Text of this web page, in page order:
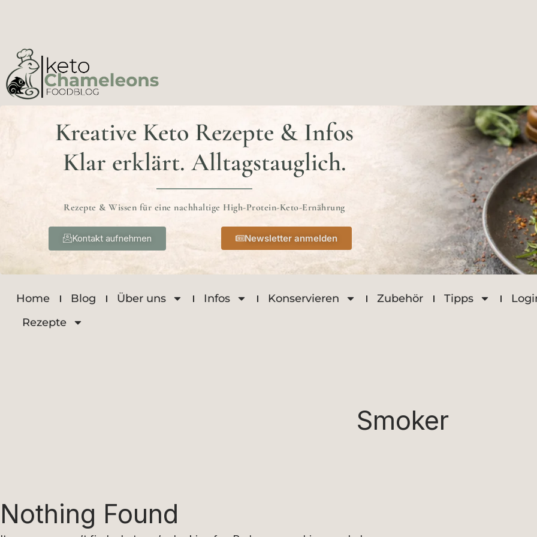
Kreative Keto Rezepte & Infos
Klar erklärt. Alltagstauglich.
Rezepte & Wissen für eine nachhaltige High-Protein-Keto-Ernährung
Kontakt aufnehmen Newsletter anmelden
Home Blog Über uns Infos Konservieren Zubehör Tipps
Rezepte
Smoker
Nothing Found